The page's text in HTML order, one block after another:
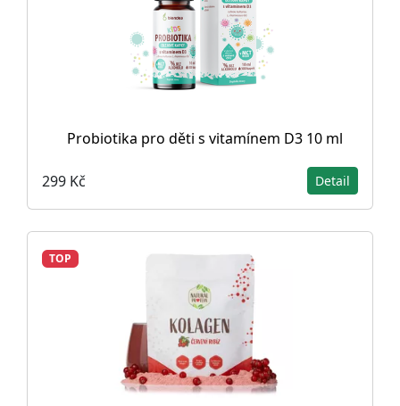
Probiotika pro děti s vitamínem D3 10 ml
299 Kč Detail
TOP